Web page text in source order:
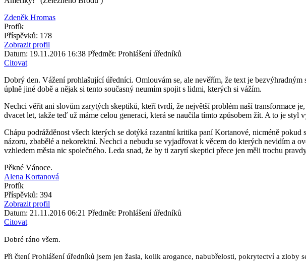
Zdeněk Hromas
Profík
Příspěvků: 178
Zobrazit profil
Datum: 19.11.2016 16:38 Předmět: Prohlášení úředníků
Citovat
Dobrý den. Vážení prohlašující úředníci. Omlouvám se, ale nevěřím, že text je
úplně jiné době a nějak si tento současný neumím spojit s lidmi, kterých si vážím.
Nechci věřit ani slovům zarytých skeptiků, kteří tvrdí, že největší problém naší transformace
dvacet let, takže teď už máme celou generaci, která se naučila tímto způsobem žít. A to je styl
Chápu podrážděnost všech kterých se dotýká razantní kritika paní Kortanové, nicméně
názoru, zbabělé a nekorektní. Nechci a nebudu se vyjadřovat k věcem do kterých nevidím a
vzhledem města nic společného. Leda snad, že by ti zarytí skeptici přece jen měli trochu
Pěkné Vánoce.
Alena Kortanová
Profík
Příspěvků: 394
Zobrazit profil
Datum: 21.11.2016 06:21 Předmět: Prohlášení úředníků
Citovat
Dobré ráno všem.
Při čtení Prohlášení úředníků jsem jen žasla, kolik arogance, nabubřelosti, pokrytectví a